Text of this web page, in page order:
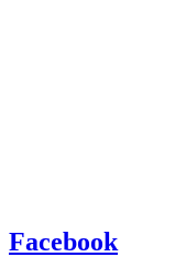
Facebook